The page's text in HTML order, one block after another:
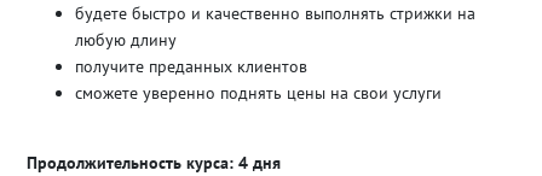
будете быстро и качественно выполнять стрижки на
любую длину
получите преданных клиентов
сможете уверенно поднять цены на свои услуги
Продолжительность курса: 4 дня